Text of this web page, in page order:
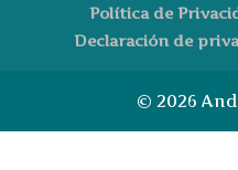
Política de
Declaración de
© 2026